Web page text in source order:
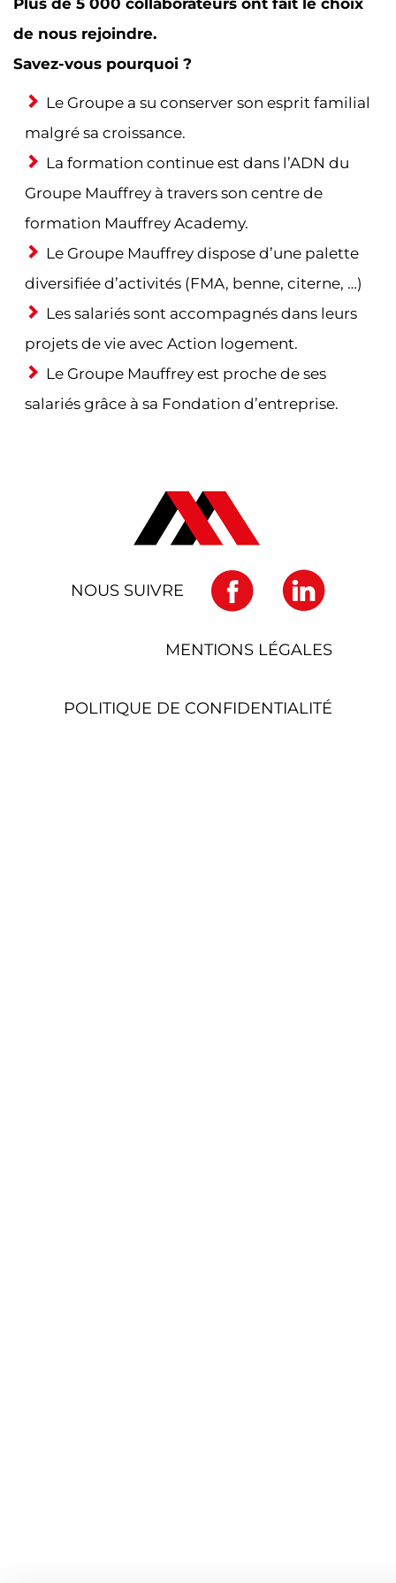
Plus de 5 000 collaborateurs ont fait le choix
de nous rejoindre.
Savez-vous pourquoi ?
Le Groupe a su conserver son esprit familial
malgré sa croissance.
La formation continue est dans l’ADN du
Groupe Mauffrey à travers son centre de
formation Mauffrey Academy.
Le Groupe Mauffrey dispose d’une palette
diversifiée d’activités (FMA, benne, citerne, …)
Les salariés sont accompagnés dans leurs
projets de vie avec Action logement.
Le Groupe Mauffrey est proche de ses
salariés grâce à sa Fondation d’entreprise.
NOUS SUIVRE
MENTIONS LÉGALES
POLITIQUE DE CONFIDENTIALITÉ